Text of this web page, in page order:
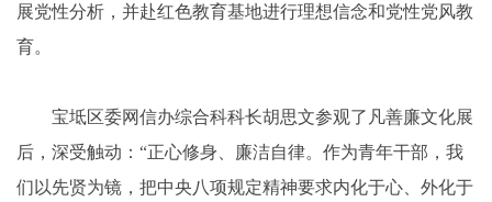
展党性分析，并赴红色教育基地进行理想信念和党性党风教
育。
宝坻区委网信办综合科科长胡思文参观了凡善廉文化展
后，深受触动：“正心修身、廉洁自律。作为青年干部，我
们以先贤为镜，把中央八项规定精神要求内化于心、外化于